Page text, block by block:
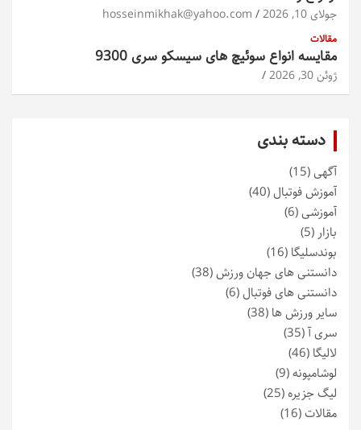
جولای 10, 2026 hosseinmikhak@yahoo.com
مقالات
مقایسه انواع سوئیچ های سیسکو سری 9300
ژوئن 30, 2026
دسته بندی
آگهی(15)
آموزش فوتبال(40)
آموزشی(6)
بازار (5)
بوندسلیگا (16)
دانستنی های جهان ورزش(38)
دانستنی های فوتبال(6)
سایر ورزش ها (38)
سری آ(35)
لالیگا (46)
لوشامپونه(9)
لیگ جزیره(25)
مقالات(16)